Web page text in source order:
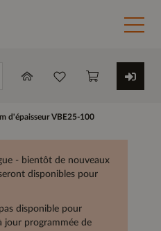
d'épaisseur VBE25-100
- bientôt de nouveaux
disponibles pour
disponible pour
jour programmée de